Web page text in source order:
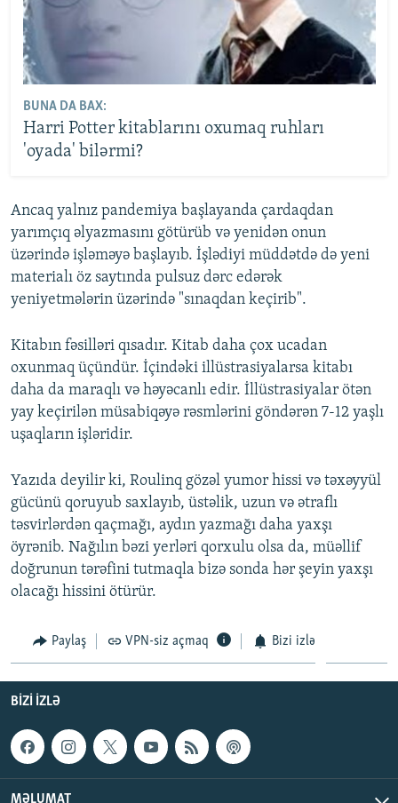
BUNA DA BAX:
Harri Potter kitablarını oxumaq ruhları
'oyada' bilərmi?
Ancaq yalnız pandemiya başlayanda çardaqdan
yarımçıq əlyazmasını götürüb və yenidən onun
üzərində işləməyə başlayıb. İşlədiyi müddətdə də yeni
materialı öz saytında pulsuz dərc edərək
yeniyetmələrin üzərində "sınaqdan keçirib".
Kitabın fəsilləri qısadır. Kitab daha çox ucadan
oxunmaq üçündür. İçindəki illüstrasiyalarsa kitabı
daha da maraqlı və həyəcanlı edir. İllüstrasiyalar ötən
yay keçirilən müsabiqəyə rəsmlərini göndərən 7-12 yaşlı
uşaqların işləridir.
Yazıda deyilir ki, Roulinq gözəl yumor hissi və təxəyyül
gücünü qoruyub saxlayıb, üstəlik, uzun və ətraflı
təsvirlərdən qaçmağı, aydın yazmağı daha yaxşı
öyrənib. Nağılın bəzi yerləri qorxulu olsa da, müəllif
doğrunun tərəfini tutmaqla bizə sonda hər şeyin yaxşı
olacağı hissini ötürür.
Paylaş VPN-siz açmaq Bizi izlə
BIZI IZLƏ
MƏLUMAT